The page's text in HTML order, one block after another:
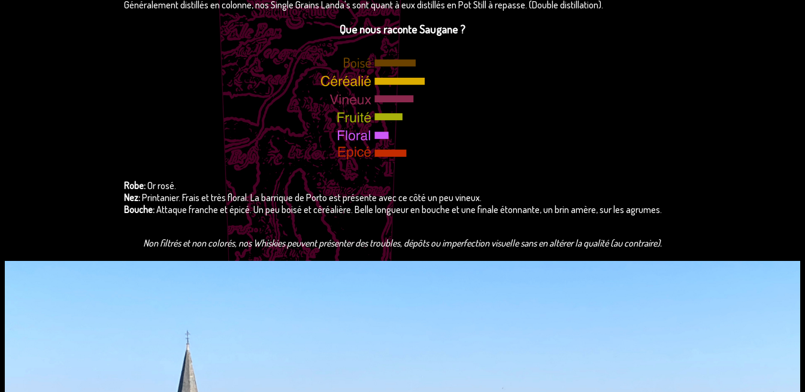
Généralement distillés en colonne, nos Single Grains Landa's sont quant à eux distillés en Pot Still à repasse. (Double distillation).
Que nous raconte Saugane ?
Robe:Or rosé.
Nez:Printanier. Frais et très floral. La barrique de Porto est présente avec ce côté un peu vineux.
Bouche:Attaque franche et épicé. Un peu boisé et céréalière. Belle longueur en bouche et une finale étonnante, un brin amère, sur les agrumes.
Non filtrés et non colorés, nos Whiskies peuvent présenter des troubles, dépôts ou imperfection visuelle sans en altérer la qualité (au contraire).